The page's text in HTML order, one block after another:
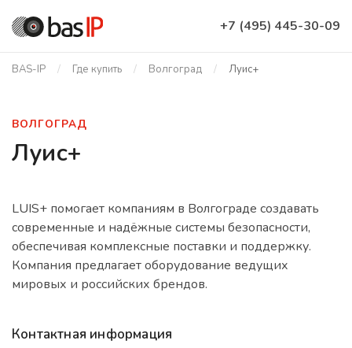
+7 (495) 445-30-09
BAS-IP Где купить Волгоград Луис+
ВОЛГОГРАД
Луис+
LUIS+ помогает компаниям в Волгограде создавать
современные и надёжные системы безопасности,
обеспечивая комплексные поставки и поддержку.
Компания предлагает оборудование ведущих
мировых и российских брендов.
Контактная информация